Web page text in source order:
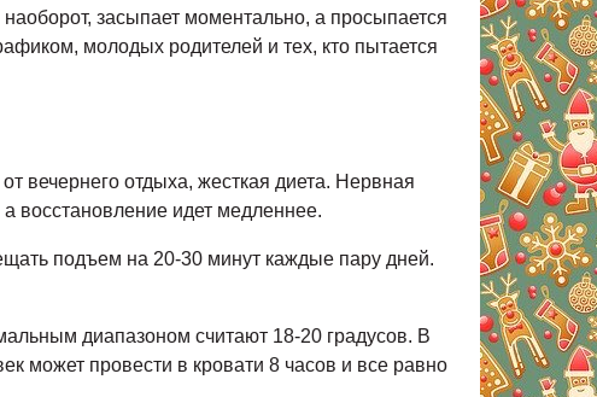
засыпает моментально, а просыпается
молодых родителей и тех, кто пытается
вечернего отдыха, жесткая диета. Нервная
восстановление идет медленнее.
подъем на 20-30 минут каждые пару дней.
диапазоном считают 18-20 градусов. В
может провести в кровати 8 часов и все равно